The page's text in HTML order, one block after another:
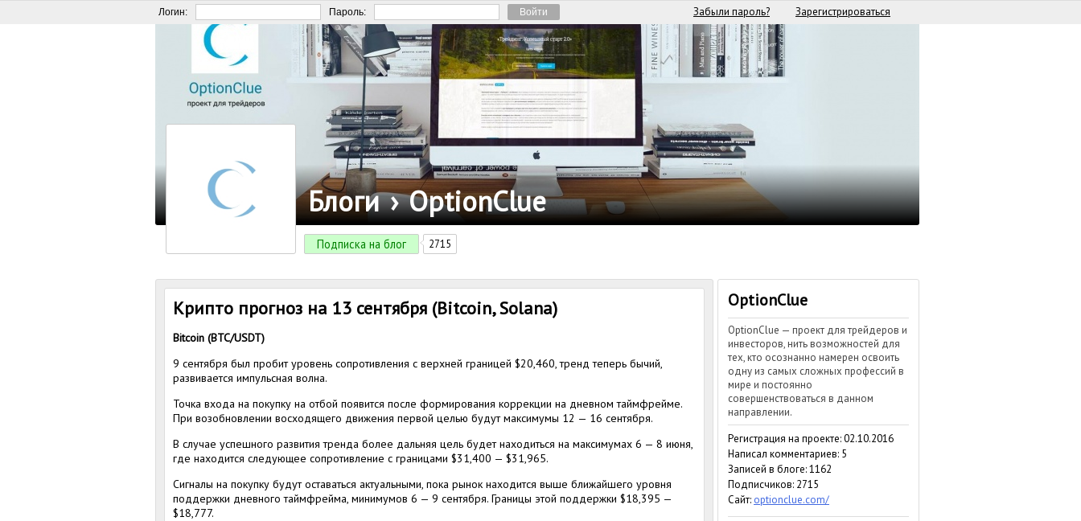
Логин: Пароль: Забыли пароль? Зарегистрироваться
Блоги › OptionClue
Подписка на блог 2715
Крипто прогноз на 13 сентября (Bitcoin, Solana)
Bitcoin (BTC/USDT)
9 сентября был пробит уровень сопротивления с верхней границей $20,460, тренд теперь бычий,
развивается импульсная волна.
Точка входа на покупку на отбой появится после формирования коррекции на дневном таймфрейме.
При возобновлении восходящего движения первой целью будут максимумы 12 — 16 сентября.
В случае успешного развития тренда более дальняя цель будет находиться на максимумах 6 — 8 июня,
где находится следующее сопротивление с границами $31,400 — $31,965.
Сигналы на покупку будут оставаться актуальными, пока рынок находится выше ближайшего уровня
поддержки дневного таймфрейма, минимумов 6 — 9 сентября. Границы этой поддержки $18,395 —
$18,777.
OptionClue
OptionClue — проект для трейдеров и
инвесторов, нить возможностей для
тех, кто осознанно намерен освоить
одну из самых сложных профессий в
мире и постоянно
совершенствоваться в данном
направлении.
Регистрация на проекте: 02.10.2016
Написал комментариев: 5
Записей в блоге: 1162
Подписчиков: 2715
Сайт: optionclue.com/